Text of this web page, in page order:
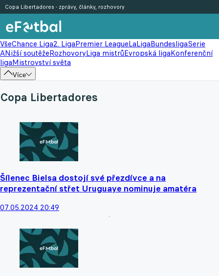
VšeChance Liga2. LigaPremier LeagueLaLigaBundesligaSerie
ANižší soutěžeRozhovoryLiga mistrůEvropská ligaKonferenční
ligaMistrovství světa
Více
Copa Libertadores - zprávy, články, rozhovory
Copa Libertadores
Šílenec Bielsa dostojí své přezdívce a na
reprezentační střet Uruguaye nominuje amatéra
07.05.2024 20:49